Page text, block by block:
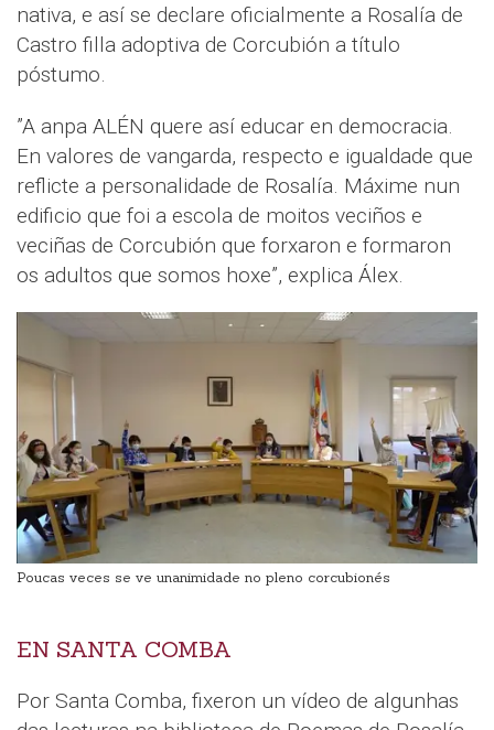
nativa, e así se declare oficialmente a Rosalía de
Castro filla adoptiva de Corcubión a título
póstumo.
”A anpa ALÉN quere así educar en democracia.
En valores de vangarda, respecto e igualdade que
reflicte a personalidade de Rosalía. Máxime nun
edificio que foi a escola de moitos veciños e
veciñas de Corcubión que forxaron e formaron
os adultos que somos hoxe”, explica Álex.
Poucas veces se ve unanimidade no pleno corcubionés
EN SANTA COMBA
Por Santa Comba, fixeron un vídeo de algunhas